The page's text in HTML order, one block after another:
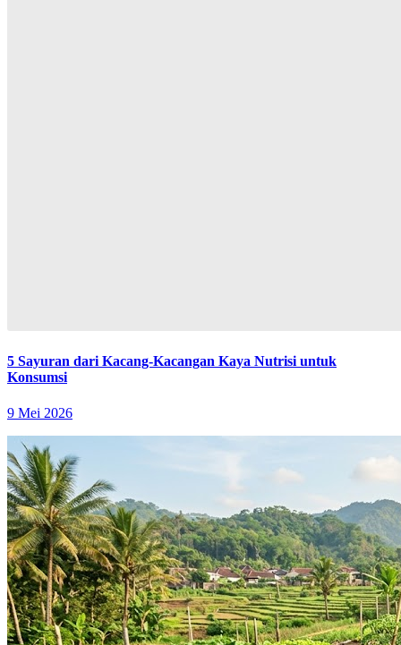
5 Sayuran dari Kacang-Kacangan Kaya Nutrisi untuk
Konsumsi
9 Mei 2026